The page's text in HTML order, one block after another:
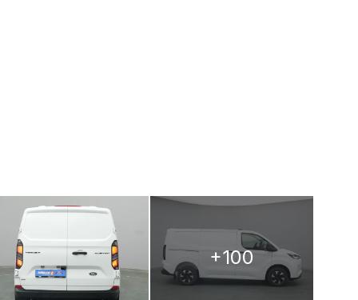
+100